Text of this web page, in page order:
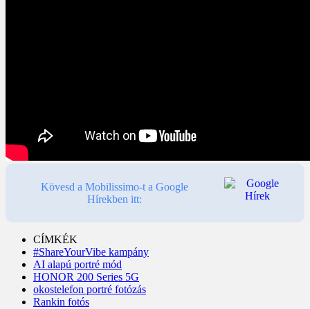
Kövesd a Mobilissimo-t a Google
Hírekben itt:
CÍMKÉK
#ShareYourVibe kampány
AI alapú portré mód
HONOR 200 Series 5G
okostelefon portré fotózás
Rankin fotós